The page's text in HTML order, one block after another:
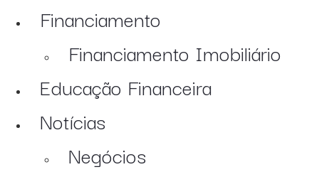
Financiamento
Financiamento Imobiliário
Educação Financeira
Notícias
Negócios